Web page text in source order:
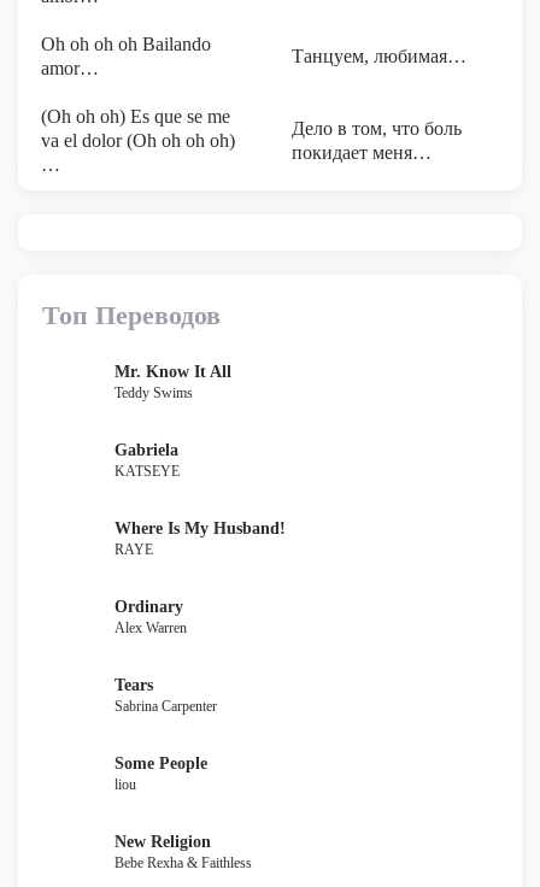
Oh oh oh oh Bailando
amor…
Танцуем, любимая…
(Oh oh oh) Es que se me
va el dolor (Oh oh oh oh)
…
Дело в том, что боль
покидает меня…
Топ Переводов
Mr. Know It All
Teddy Swims
Gabriela
KATSEYE
Where Is My Husband!
RAYE
Ordinary
Alex Warren
Tears
Sabrina Carpenter
Some People
liou
New Religion
Bebe Rexha & Faithless